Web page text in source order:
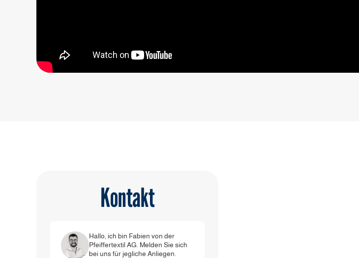
Kontakt
Hallo, ich bin Fabien von der
Pfeiffertextil AG. Melden Sie sich
bei uns für jegliche Anliegen.